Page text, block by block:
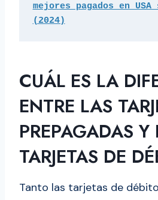
mejores pagados en
(2024)
CUÁL ES LA
ENTRE LAS
PREPAGADAS Y
TARJETAS DE
Tanto las tarjetas de